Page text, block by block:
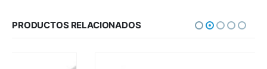
PRODUCTOS RELACIONADOS